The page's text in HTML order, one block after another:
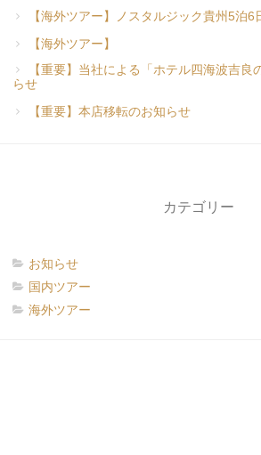
【海外ツアー】ノスタルジック貴州5泊6
【海外ツアー】
【重要】当社による「ホテル四海波吉良
らせ
【重要】本店移転のお知らせ
カテゴリー
お知らせ
国内ツアー
海外ツアー